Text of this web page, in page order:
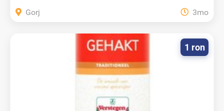
Gorj 3mo
1 ron